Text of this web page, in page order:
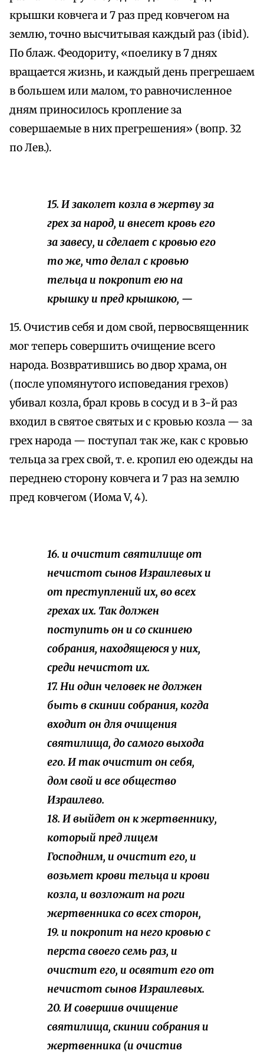
крышки ковчега и 7 раз пред ковчегом на
землю, точно высчитывая каждый раз (ibid).
По блаж. Феодориту, «поелику в 7 днях
вращается жизнь, и каждый день прегрешаем
в большем или малом, то равночисленное
дням приносилось кропление за
совершаемые в них прегрешения» (вопр. 32
по Лев.).
15. И заколет козла в жертву за
грех за народ, и внесет кровь его
за завесу, и сделает с кровью его
то же, что делал с кровью
тельца и покропит ею на
крышку и пред крышкою, —
15. Очистив себя и дом свой, первосвященник
мог теперь совершить очищение всего
народа. Возвратившись во двор храма, он
(после упомянутого исповедания грехов)
убивал козла, брал кровь в сосуд и в 3-й раз
входил в святое святых и с кровью козла — за
грех народа — поступал так же, как с кровью
тельца за грех свой, т. е. кропил ею одежды на
переднею сторону ковчега и 7 раз на землю
пред ковчегом (Иома V, 4).
16. и очистит святилище от
нечистот сынов Израилевых и
от преступлений их, во всех
грехах их. Так должен
поступить он и со скиниею
собрания, находящеюся у них,
среди нечистот их.
17. Ни один человек не должен
быть в скинии собрания, когда
входит он для очищения
святилища, до самого выхода
его. И так очистит он себя,
дом свой и все общество
Израилево.
18. И выйдет он к жертвеннику,
который пред лицем
Господним, и очистит его, и
возьмет крови тельца и крови
козла, и возложит на роги
жертвенника со всех сторон,
19. и покропит на него кровью с
перста своего семь раз, и
очистит его, и освятит его от
нечистот сынов Израилевых.
20. И совершив очищение
святилища, скинии собрания и
жертвенника (и очистив